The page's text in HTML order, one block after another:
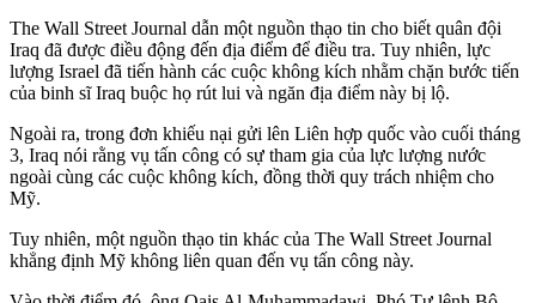
The Wall Street Journal dẫn một nguồn thạo tin cho biết quân đội
Iraq đã được điều động đến địa điểm để điều tra. Tuy nhiên, lực
lượng Israel đã tiến hành các cuộc không kích nhằm chặn bước tiến
của binh sĩ Iraq buộc họ rút lui và ngăn địa điểm này bị lộ.
Ngoài ra, trong đơn khiếu nại gửi lên Liên hợp quốc vào cuối tháng
3, Iraq nói rằng vụ tấn công có sự tham gia của lực lượng nước
ngoài cùng các cuộc không kích, đồng thời quy trách nhiệm cho
Mỹ.
Tuy nhiên, một nguồn thạo tin khác của The Wall Street Journal
khẳng định Mỹ không liên quan đến vụ tấn công này.